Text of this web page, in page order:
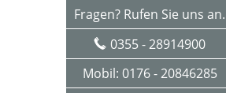
Fragen? Rufen Sie uns an.
0355 - 28914900
Mobil: 0176 - 20846285